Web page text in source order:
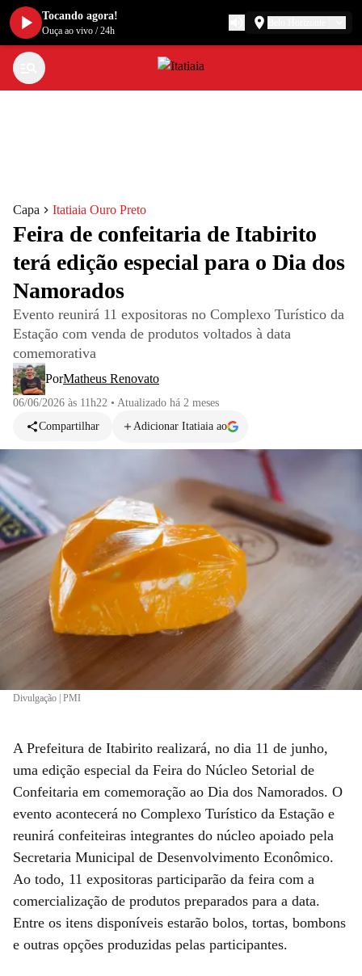
Capa Itatiaia Ouro Preto
Feira de confeitaria de Itabirito
terá edição especial para o Dia dos
Namorados
Evento reunirá 11 expositoras no Complexo Turístico da
Estação com venda de produtos voltados à data
comemorativa
PorMatheus Renovato
06/06/2026 às 11h22 • Atualizado há 2 meses
Compartilhar
Adicionar Itatiaia ao
Divulgação | PMI
A Prefeitura de Itabirito realizará, no dia 11 de junho,
uma edição especial da Feira do Núcleo Setorial de
Confeitaria em comemoração ao Dia dos Namorados. O
evento acontecerá no Complexo Turístico da Estação e
reunirá confeiteiras integrantes do núcleo apoiado pela
Secretaria Municipal de Desenvolvimento Econômico.
Ao todo, 11 expositoras participarão da feira com a
comercialização de produtos preparados para a data.
Entre os itens disponíveis estarão bolos, tortas, bombons
e outras opções produzidas pelas participantes.
Tocando agora!
Ouça ao vivo /24h